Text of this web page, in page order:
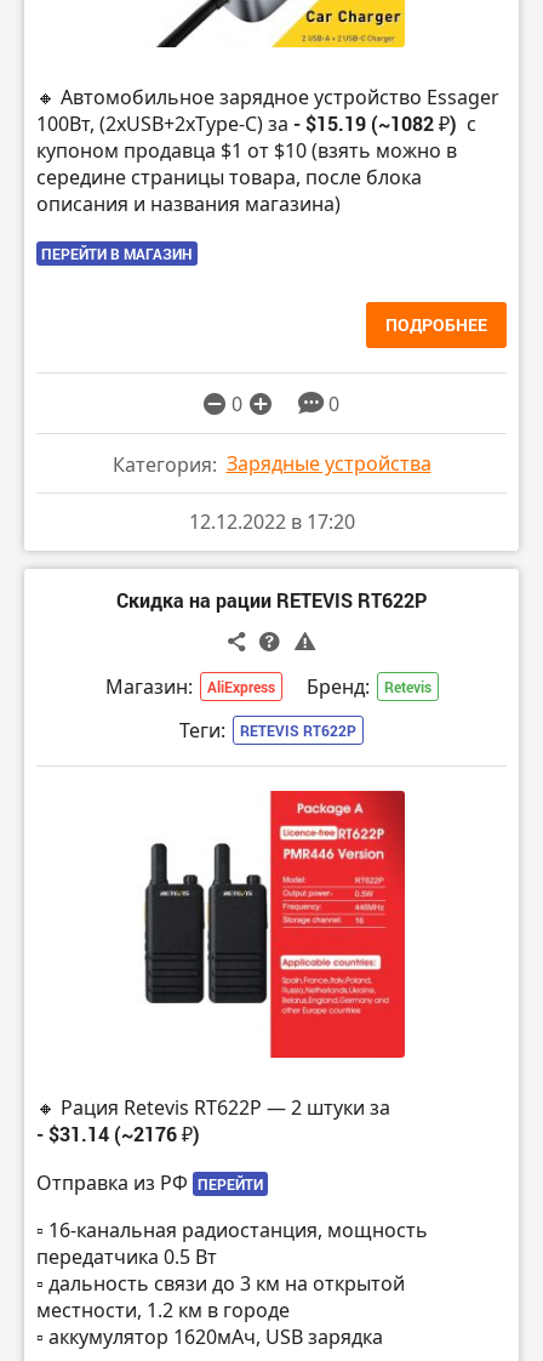
🔸 Автомобильное зарядное устройство Essager
100Вт, (2xUSB+2xType-C) за - $15.19 (~1082 ₽) с
купоном продавца $1 от $10 (взять можно в
середине страницы товара, после блока
описания и названия магазина)
ПЕРЕЙТИ В МАГАЗИН
ПОДРОБНЕЕ
0 0
Категория: Зарядные устройства
12.12.2022 в 17:20
Скидка на рации RETEVIS RT622P
Магазин: AliExpress Бренд: Retevis
Теги: RETEVIS RT622P
🔸 Рация Retevis RT622P — 2 штуки за
- $31.14 (~2176 ₽)
Отправка из РФ ПЕРЕЙТИ
▫️ 16-канальная радиостанция, мощность
передатчика 0.5 Вт
▫️ дальность связи до 3 км на открытой
местности, 1.2 км в городе
▫️ аккумулятор 1620мАч, USB зарядка